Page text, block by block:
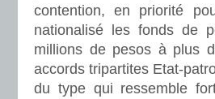
contention, en priorité
nationalisé les fonds de
millions de pesos à plus
accords tripartites Etat-
du type qui ressemble